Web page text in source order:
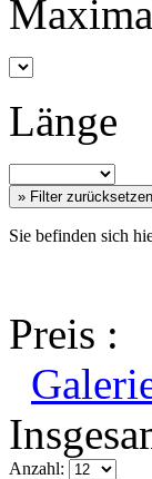
Länge
Sie befinden sich
Preis :
Anzahl: